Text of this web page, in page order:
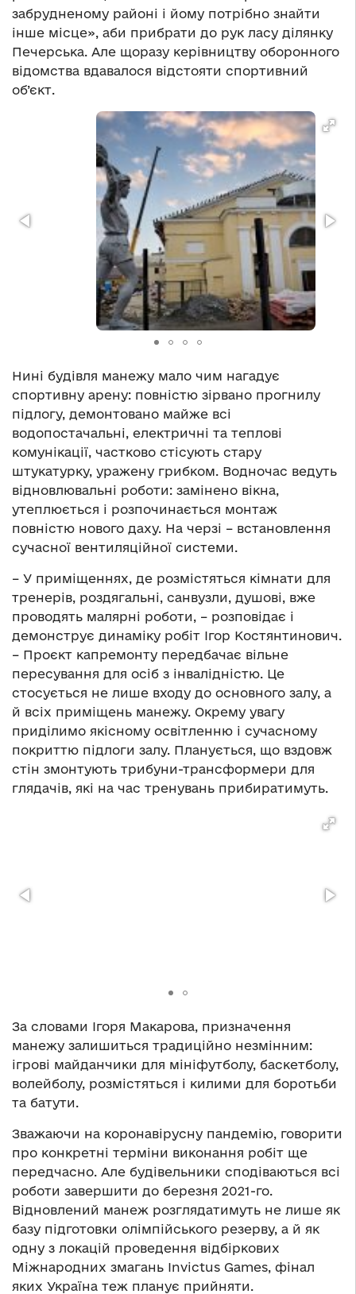
забрудненому районі і йому потрібно знайти
інше місце», аби прибрати до рук ласу ділянку
Печерська. Але щоразу керівництву оборонного
відомства вдавалося відстояти спортивний
об’єкт.
Нині будівля манежу мало чим нагадує
спортивну арену: повністю зірвано прогнилу
підлогу, демонтовано майже всі
водопостачальні, електричні та теплові
комунікації, частково стісують стару
штукатурку, уражену грибком. Водночас ведуть
відновлювальні роботи: замінено вікна,
утеплюється і розпочинається монтаж
повністю нового даху. На черзі – встановлення
сучасної вентиляційної системи.
– У приміщеннях, де розмістяться кімнати для
тренерів, роздягальні, санвузли, душові, вже
проводять малярні роботи, – розповідає і
демонструє динаміку робіт Ігор Костянтинович.
– Проєкт капремонту передбачає вільне
пересування для осіб з інвалідністю. Це
стосується не лише входу до основного залу, а
й всіх приміщень манежу. Окрему увагу
приділимо якісному освітленню і сучасному
покриттю підлоги залу. Планується, що вздовж
стін змонтують трибуни-трансформери для
глядачів, які на час тренувань прибиратимуть.
За словами Ігоря Макарова, призначення
манежу залишиться традиційно незмінним:
ігрові майданчики для мініфутболу, баскетболу,
волейболу, розмістяться і килими для боротьби
та батути.
Зважаючи на коронавірусну пандемію, говорити
про конкретні терміни виконання робіт ще
передчасно. Але будівельники сподіваються всі
роботи завершити до березня 2021-го.
Відновлений манеж розглядатимуть не лише як
базу підготовки олімпійського резерву, а й як
одну з локацій проведення відбіркових
Міжнародних змагань Invictus Games, фінал
яких Україна теж планує прийняти.